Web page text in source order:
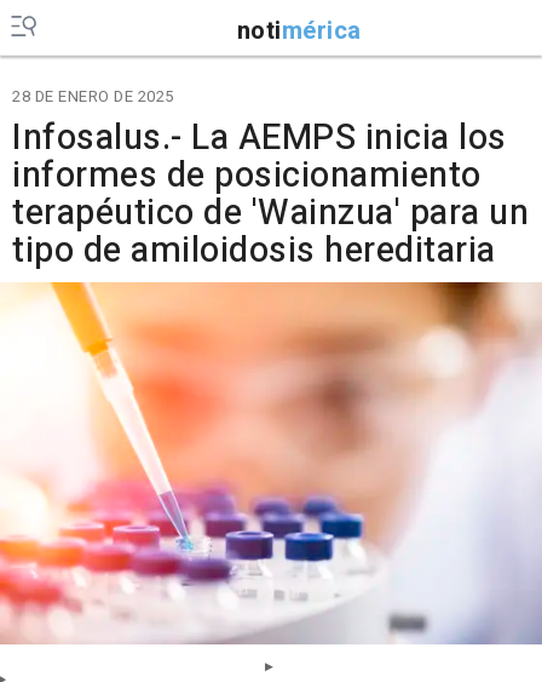
notimérica
28 DE ENERO DE 2025
Infosalus.- La AEMPS inicia los
informes de posicionamiento
terapéutico de 'Wainzua' para un
tipo de amiloidosis hereditaria